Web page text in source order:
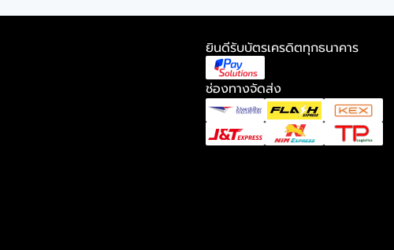
ยินดีรับบัตรเครดิตทุกธนาคาร
ช่องทางจัดส่ง